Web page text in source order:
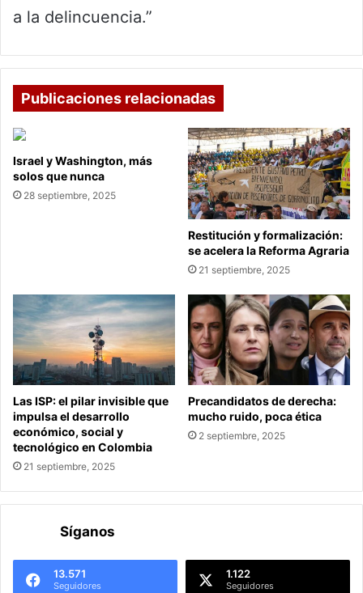
a la delincuencia.”
Publicaciones relacionadas
Israel y Washington, más
solos que nunca
28 septiembre, 2025
Restitución y formalización:
se acelera la Reforma Agraria
21 septiembre, 2025
Las ISP: el pilar invisible que
impulsa el desarrollo
económico, social y
tecnológico en Colombia
21 septiembre, 2025
Precandidatos de derecha:
mucho ruido, poca ética
2 septiembre, 2025
Síganos
13.571
Seguidores
1.122
Seguidores